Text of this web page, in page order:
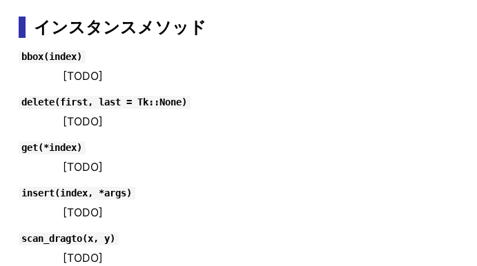
インスタンスメソッド
bbox(index)
[TODO]
delete(first, last = Tk::None)
[TODO]
get(*index)
[TODO]
insert(index, *args)
[TODO]
scan_dragto(x, y)
[TODO]